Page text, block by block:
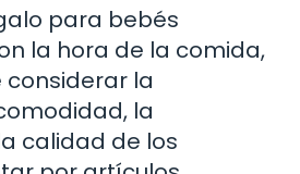
para bebés
la hora de la comida,
la
la
calidad de los